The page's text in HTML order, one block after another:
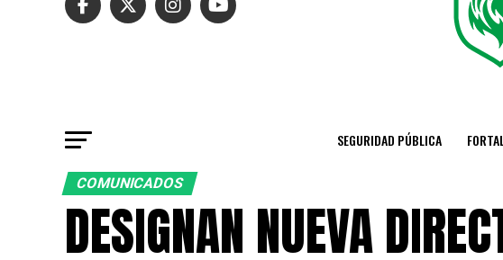
SEGURIDAD PÚBLICA
COMUNICADOS
DESIGNAN NUEVA